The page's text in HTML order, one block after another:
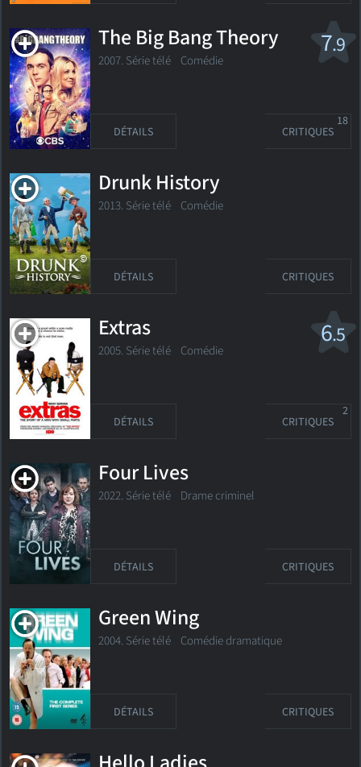
7.9
The Big Bang Theory
2007. Série télé Comédie
DÉTAILS CRITIQUES
18
Drunk History
2013. Série télé Comédie
DÉTAILS CRITIQUES
6.5
Extras
2005. Série télé Comédie
DÉTAILS CRITIQUES
2
Four Lives
2022. Série télé Drame criminel
DÉTAILS CRITIQUES
Green Wing
2004. Série télé Comédie dramatique
DÉTAILS CRITIQUES